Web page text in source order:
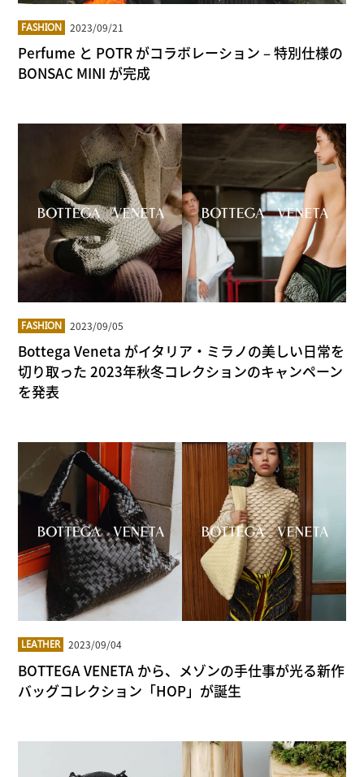
FASHION 2023/09/21
Perfume と POTR がコラボレーション – 特別仕様の
BONSAC MINI が完成
FASHION 2023/09/05
Bottega Veneta がイタリア・ミラノの美しい日常を
切り取った 2023年秋冬コレクションのキャンペーン
を発表
LEATHER 2023/09/04
BOTTEGA VENETA から、メゾンの手仕事が光る新作
バッグコレクション「HOP」が誕生